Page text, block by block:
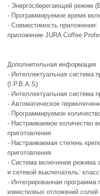
- Энергосберегающий режим
- Программируемое время
- Совместимость приложения:
приложение JURA Coffee
Дополнительная информация
- Интеллектуальная система
(I.P.B.A.S)
- Интеллектуальная система
- Автоматическое
- Программируемое
- Настраиваемое количество
приготовления
- Настраиваемая степень
приготовления
- Система включения режима
и сетевой выключатель:
- Интегрированная
известковых отложений солей